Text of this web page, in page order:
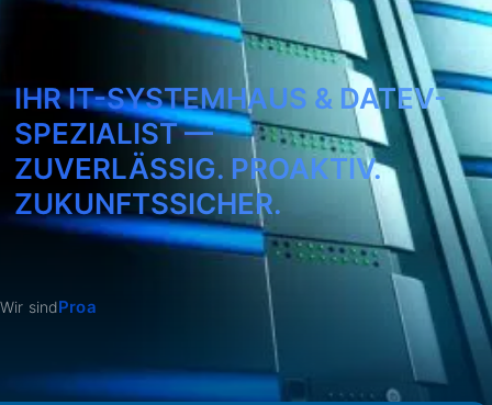
IHR IT-SYSTEMHAUS & DATEV-
SPEZIALIST —
ZUVERLÄSSIG. PROAKTIV.
ZUKUNFTSSICHER.
Wir sindZukunftssiche